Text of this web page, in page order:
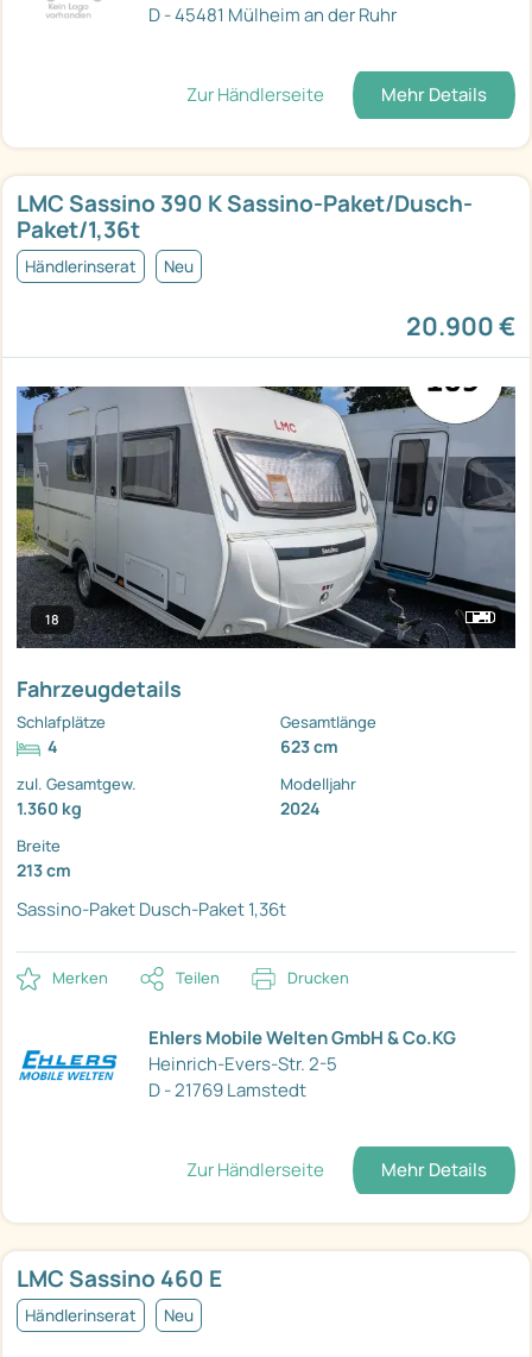
D - 45481 Mülheim an der Ruhr
Zur Händlerseite Mehr Details
LMC Sassino 390 K Sassino-Paket/Dusch-
Paket/1,36t
Händlerinserat Neu
20.900 €
18
Fahrzeugdetails
Schlafplätze
4
Gesamtlänge
623 cm
zul. Gesamtgew.
1.360 kg
Modelljahr
2024
Breite
213 cm
Sassino-PaketDusch-Paket1,36t
Merken Teilen Drucken
Ehlers Mobile Welten GmbH & Co.KG
Heinrich-Evers-Str. 2-5
D - 21769 Lamstedt
Zur Händlerseite Mehr Details
LMC Sassino 460 E
Händlerinserat Neu